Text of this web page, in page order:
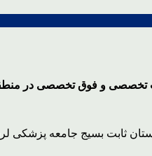
تخصصی و فوق تخصصی در